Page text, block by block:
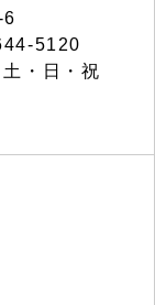
5120
・日・祝